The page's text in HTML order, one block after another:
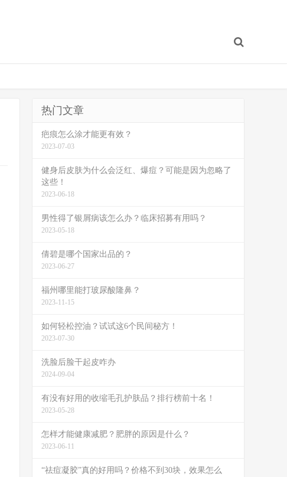
热门文章
疤痕怎么涂才能更有效？
2023-07-03
健身后皮肤为什么会泛红、爆痘？可能是因为忽略了
这些！
2023-06-18
男性得了银屑病该怎么办？临床招募有用吗？
2023-05-18
倩碧是哪个国家出品的？
2023-06-27
福州哪里能打玻尿酸隆鼻？
2023-11-15
如何轻松控油？试试这6个民间秘方！
2023-07-30
洗脸后脸干起皮咋办
2024-09-04
有没有好用的收缩毛孔护肤品？排行榜前十名！
2023-05-28
怎样才能健康减肥？肥胖的原因是什么？
2023-06-11
“祛痘凝胶”真的好用吗？价格不到30块，效果怎么